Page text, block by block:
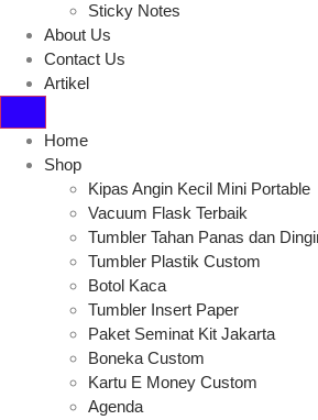
Sticky Notes
About Us
Contact Us
Artikel
Home
Shop
Kipas Angin Kecil Mini Portable
Vacuum Flask Terbaik
Tumbler Tahan Panas dan
Tumbler Plastik Custom
Botol Kaca
Tumbler Insert Paper
Paket Seminat Kit Jakarta
Boneka Custom
Kartu E Money Custom
Agenda